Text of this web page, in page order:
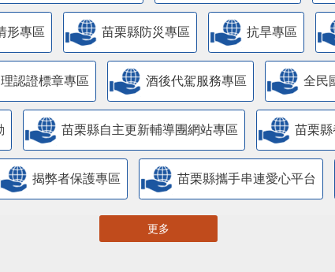
形專區 苗栗縣防災專區 抗旱專區
認證標章專區 酒後代駕服務專區 全民
苗栗縣自主更新輔導團網站專區 苗栗
揭弊者保護專區 苗栗縣攜手串連愛心平台
更多